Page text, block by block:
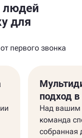
людей
для
первого звонка
подход
Над вашим
команда
собранная